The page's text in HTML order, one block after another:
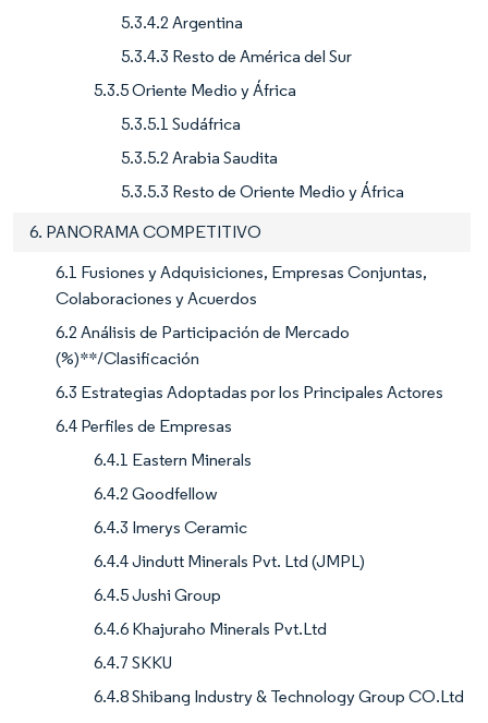
5.3.4.2 Argentina
5.3.4.3 Resto de América del Sur
5.3.5 Oriente Medio y África
5.3.5.1 Sudáfrica
5.3.5.2 Arabia Saudita
5.3.5.3 Resto de Oriente Medio y África
6. PANORAMA COMPETITIVO
6.1 Fusiones y Adquisiciones, Empresas Conjuntas,
Colaboraciones y Acuerdos
6.2 Análisis de Participación de Mercado
(%)**/Clasificación
6.3 Estrategias Adoptadas por los Principales Actores
6.4 Perfiles de Empresas
6.4.1 Eastern Minerals
6.4.2 Goodfellow
6.4.3 Imerys Ceramic
6.4.4 Jindutt Minerals Pvt. Ltd (JMPL)
6.4.5 Jushi Group
6.4.6 Khajuraho Minerals Pvt.Ltd
6.4.7 SKKU
6.4.8 Shibang Industry & Technology Group CO.Ltd